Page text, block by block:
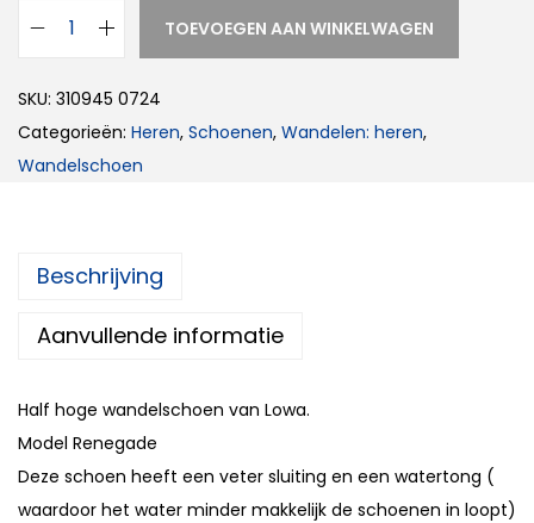
TOEVOEGEN AAN WINKELWAGEN
SKU: 310945 0724
Categorieën: Heren, Schoenen, Wandelen: heren,
Wandelschoen
Beschrijving
Aanvullende informatie
Half hoge wandelschoen van Lowa.
Model Renegade
Deze schoen heeft een veter sluiting en een watertong (
waardoor het water minder makkelijk de schoenen in loopt)